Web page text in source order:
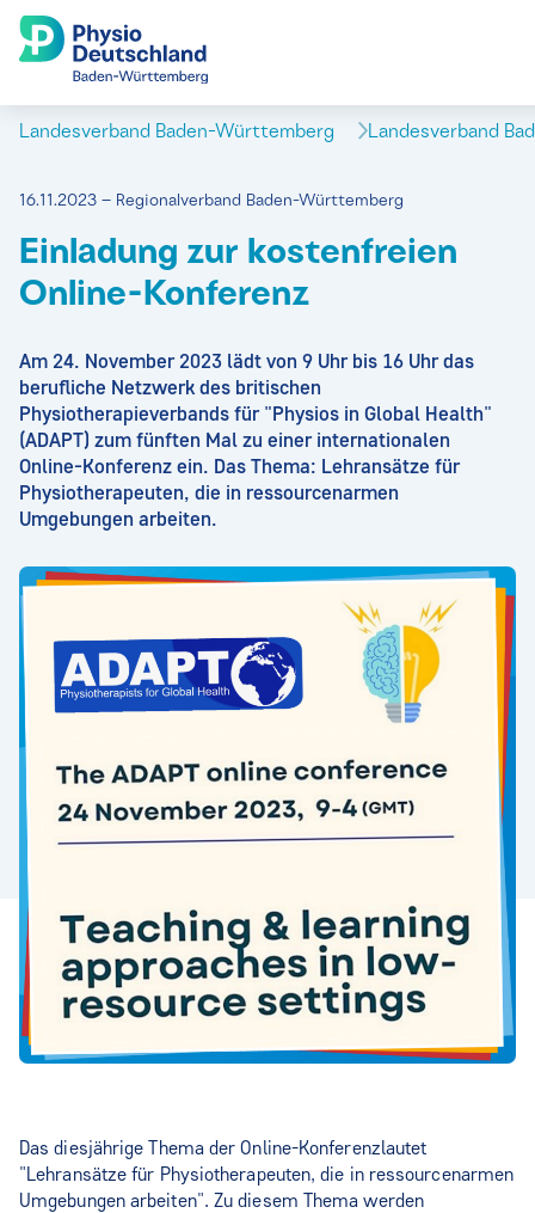
Landesverband Baden-Württemberg Landesverband
16.11.2023 – Regionalverband Baden-Württemberg
Einladung zur kostenfreien
Online-Konferenz
Am 24. November 2023 lädt von 9 Uhr bis 16 Uhr das
berufliche Netzwerk des britischen
Physiotherapieverbands für "Physios in Global Health"
(ADAPT) zum fünften Mal zu einer internationalen
Online-Konferenz ein. Das Thema: Lehransätze für
Physiotherapeuten, die in ressourcenarmen
Umgebungen arbeiten.
Das diesjährige Thema der Online-Konferenzlautet
"Lehransätze für Physiotherapeuten, die in ressourcenarmen
Umgebungen arbeiten". Zu diesem Thema werden